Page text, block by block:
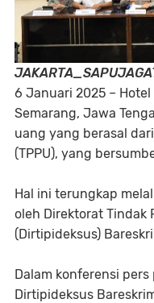
6 Januari 2025 –
Semarang, Jawa
uang yang berasal
(TPPU), yang
Hal ini terungkap
oleh Direktorat Tindak
(Dirtipideksus)
Dalam konferensi
Dirtipideksus